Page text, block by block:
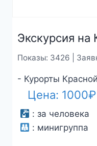
Экскурсия
Показы: 3426 |
- Курорты
Цена: 1000₽
: за человека
: минигруппа